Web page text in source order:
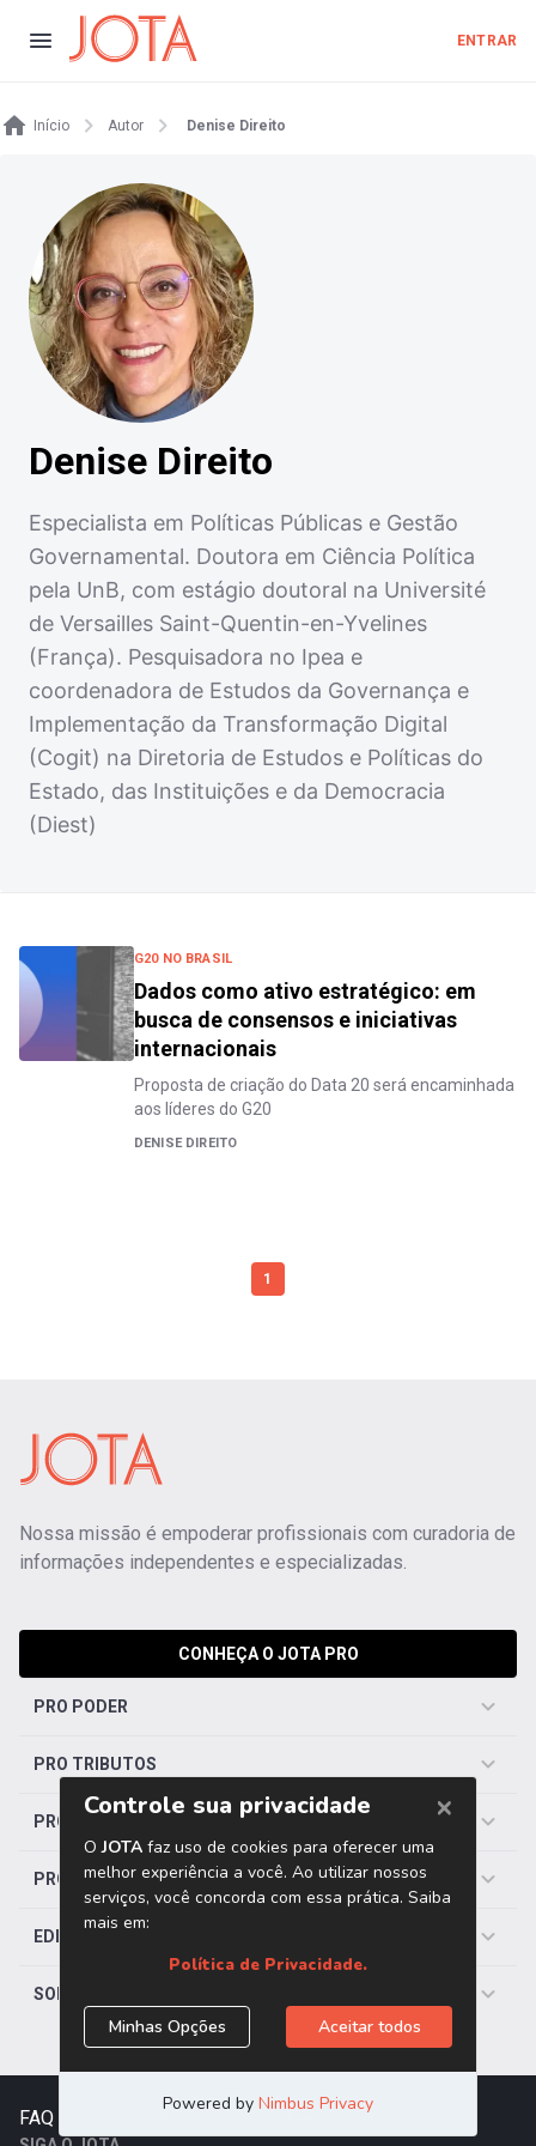
ENTRAR
Início Autor Denise Direito
Denise Direito
Especialista em Políticas Públicas e Gestão
Governamental. Doutora em Ciência Política
pela UnB, com estágio doutoral na Université
de Versailles Saint-Quentin-en-Yvelines
(França). Pesquisadora no Ipea e
coordenadora de Estudos da Governança e
Implementação da Transformação Digital
(Cogit) na Diretoria de Estudos e Políticas do
Estado, das Instituições e da Democracia
(Diest)
G20 NO BRASIL
Dados como ativo estratégico: em
busca de consensos e iniciativas
internacionais
Proposta de criação do Data 20 será encaminhada
aos líderes do G20
DENISE DIREITO
1
Nossa missão é empoderar profissionais com curadoria de
informações independentes e especializadas.
CONHEÇA O JOTA PRO
PRO PODER
PRO TRIBUTOS
PRO TRABALHISTA
PRO SAÚDE
EDITORIAS
SOBRE O JOTA
FAQ Trabalhe Conosco